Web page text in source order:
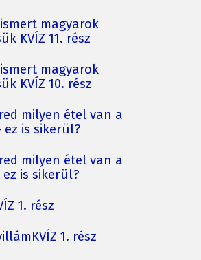
magyarok
KVÍZ 11. rész
magyarok
KVÍZ 10. rész
milyen étel van a
ez is sikerül?
milyen étel van a
ez is sikerül?
1. rész
1. rész